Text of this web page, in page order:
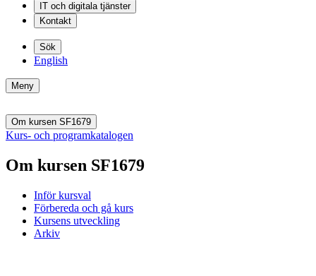
IT och digitala tjänster
Kontakt
Sök
English
Meny
Om kursen SF1679
Kurs- och programkatalogen
Om kursen SF1679
Inför kursval
Förbereda och gå kurs
Kursens utveckling
Arkiv